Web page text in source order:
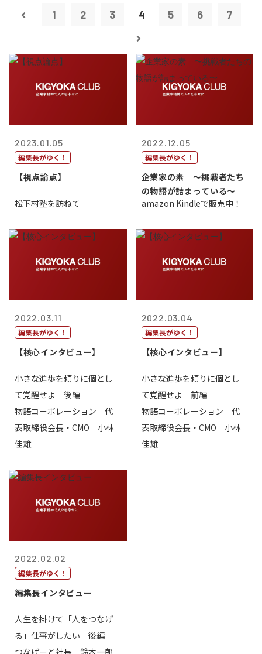
1 2 3 4 5 6 7
2023.01.05
編集長がゆく！
【視点論点】
松下村塾を訪ねて
2022.12.05
編集長がゆく！
企業家の素 〜挑戦者たち
の物語が詰まっている〜
amazon Kindleで販売中！
2022.03.11
編集長がゆく！
【核心インタビュー】
小さな進歩を頼りに個とし
て覚醒せよ 後編
物語コーポレーション 代
表取締役会長・CMO 小林
佳雄
2022.03.04
編集長がゆく！
【核心インタビュー】
小さな進歩を頼りに個とし
て覚醒せよ 前編
物語コーポレーション 代
表取締役会長・CMO 小林
佳雄
2022.02.02
編集長がゆく！
編集長インタビュー
人生を掛けて「人をつなげ
る」仕事がしたい 後編
つなげーと社長 鈴木一郎